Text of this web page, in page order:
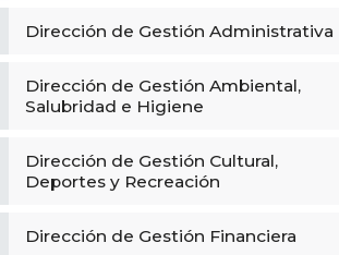
Dirección de Gestión Administrativa
Dirección de Gestión Ambiental,
Salubridad e Higiene
Dirección de Gestión Cultural,
Deportes y Recreación
Dirección de Gestión Financiera